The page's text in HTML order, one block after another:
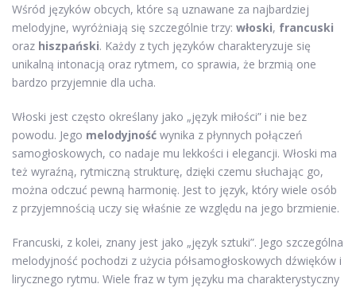
Wśród języków obcych, które są uznawane za najbardziej
melodyjne, wyróżniają się szczególnie trzy: włoski, francuski
oraz hiszpański. Każdy z tych języków charakteryzuje się
unikalną intonacją oraz rytmem, co sprawia, że brzmią one
bardzo przyjemnie dla ucha.
Włoski jest często określany jako „język miłości” i nie bez
powodu. Jego melodyjność wynika z płynnych połączeń
samogłoskowych, co nadaje mu lekkości i elegancji. Włoski ma
też wyraźną, rytmiczną strukturę, dzięki czemu słuchając go,
można odczuć pewną harmonię. Jest to język, który wiele osób
z przyjemnością uczy się właśnie ze względu na jego brzmienie.
Francuski, z kolei, znany jest jako „język sztuki”. Jego szczególna
melodyjność pochodzi z użycia półsamogłoskowych dźwięków i
lirycznego rytmu. Wiele fraz w tym języku ma charakterystyczny